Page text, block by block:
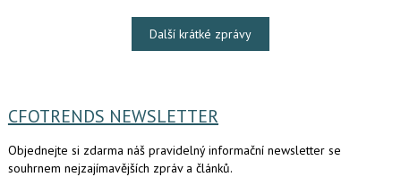
Další krátké zprávy
CFOTRENDS NEWSLETTER
Objednejte si zdarma náš pravidelný informační newsletter se
souhrnem nejzajímavějších zpráv a článků.